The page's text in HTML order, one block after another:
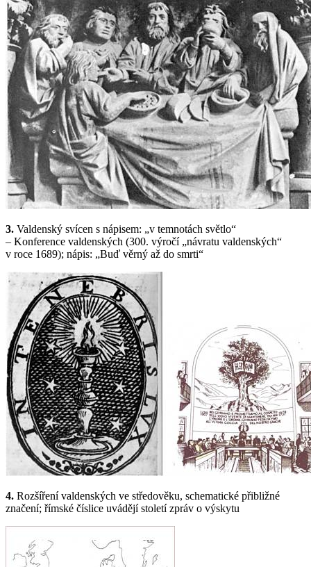
3. Valdenský svícen s nápisem: „v temnotách světlo“
– Konference valdenských (300. výročí „návratu valdenských“
v roce 1689); nápis: „Buď věrný až do smrti“
4. Rozšíření valdenských ve středověku, schematické přibližné
značení; římské číslice uvádějí století zpráv o výskytu